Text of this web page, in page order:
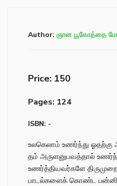
Author: ஞான பூகோத்தை
Price: ₹150
Pages: 124
ISBN: -
உலகெலாம் உணர்ந்து ஓதற்கு
தம் அருளனுபவத்தால்
உணர்த்தியவர்களே
பாடல்களைக் கொண்ட